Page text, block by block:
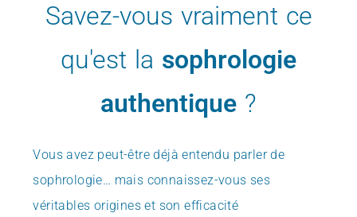
Savez-vous vraiment ce
qu'est la sophrologie
authentique ?
Vous avez peut-être déjà entendu parler de
sophrologie… mais connaissez-vous ses
véritables origines et son efficacité